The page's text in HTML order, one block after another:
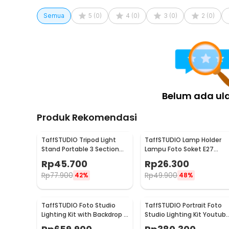
Rincian yang Anda dapatkan untuk pembelian produk ini:
1 x JINBEI Reflektor Lampu Studio Photography
Semua 5 (0) 4 (0) 3 (0) 2 (0)
Belum ada
Produk Rekomendasi
TaffSTUDIO Tripod Light
Stand Portable 3 Section
Rp45.700
Rp77.900 42%
TaffSTUDIO Lamp Holder
Lampu Foto Soket E27
dengan Dudukan Payung
Kabel 1.6M - HQ-DZ001
Rp26.300
Rp49.900 48%
TaffSTUDIO Foto Studio
Lighting Kit with Backdrop -
LD-TZ11A
TaffSTUDIO Portrait Foto
Studio Lighting Kit
Vlog - LD-TZ07A